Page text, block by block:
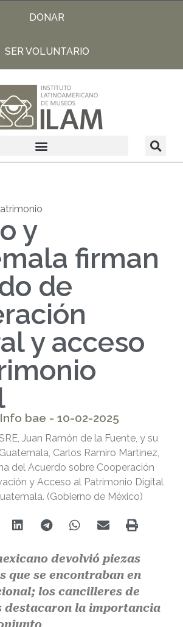
DONAR
SER VOLUNTARIO
y
firman
de
y acceso
bae - 10-02-2025
Juan Ramón de la Fuente, y su
Carlos Ramiro Martínez,
del Acuerdo sobre Cooperación
y Acceso al Patrimonio Digital
(Gobierno de México)
devolvió piezas
que se encontraban en
los cancilleres de
destacaron la importancia